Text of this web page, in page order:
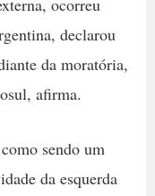
declarou
da moratória,
afirma.
sendo um
da esquerda